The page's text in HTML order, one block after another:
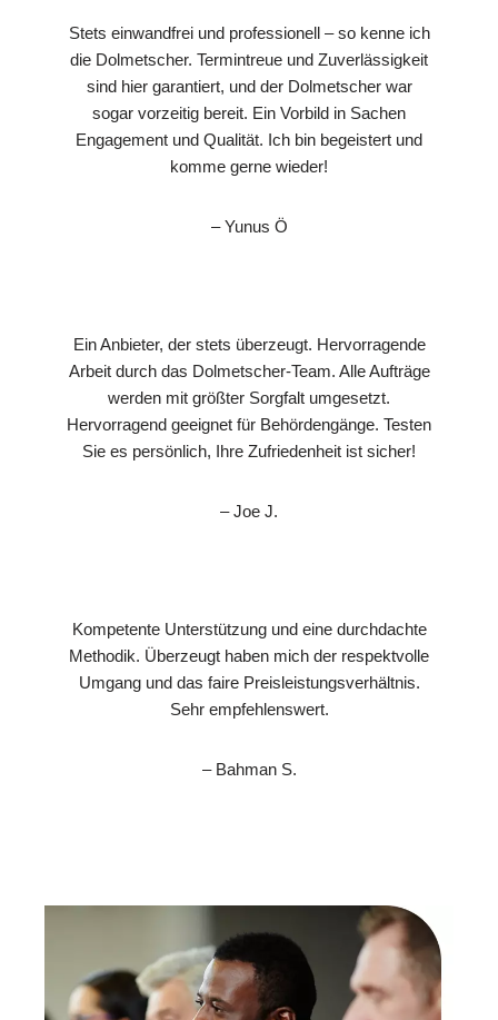
Stets einwandfrei und professionell – so kenne ich
die Dolmetscher. Termintreue und Zuverlässigkeit
sind hier garantiert, und der Dolmetscher war
sogar vorzeitig bereit. Ein Vorbild in Sachen
Engagement und Qualität. Ich bin begeistert und
komme gerne wieder!
– Yunus Ö
Ein Anbieter, der stets überzeugt. Hervorragende
Arbeit durch das Dolmetscher-Team. Alle Aufträge
werden mit größter Sorgfalt umgesetzt.
Hervorragend geeignet für Behördengänge. Testen
Sie es persönlich, Ihre Zufriedenheit ist sicher!
– Joe J.
Kompetente Unterstützung und eine durchdachte
Methodik. Überzeugt haben mich der respektvolle
Umgang und das faire Preisleistungsverhältnis.
Sehr empfehlenswert.
– Bahman S.